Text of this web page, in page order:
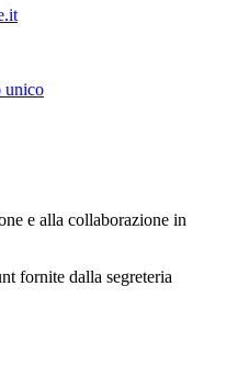
unico
e alla collaborazione in
fornite dalla segreteria